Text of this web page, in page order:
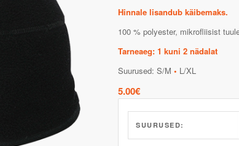
Hinnale lisandub käibemaks.
100 % polyester, mikrofliisist
Tarneaeg: 1 kuni 2 nädalat
Suurused: S/M• L/XL
5.00€
SUURUSED: